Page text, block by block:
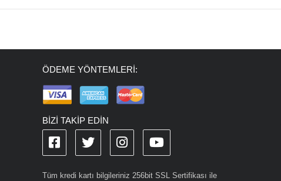
ÖDEME YÖNTEMLERİ:
BİZİ TAKİP EDİN
Tüm kredi kartı bilgileriniz 256bit SSL Sertifikası ile